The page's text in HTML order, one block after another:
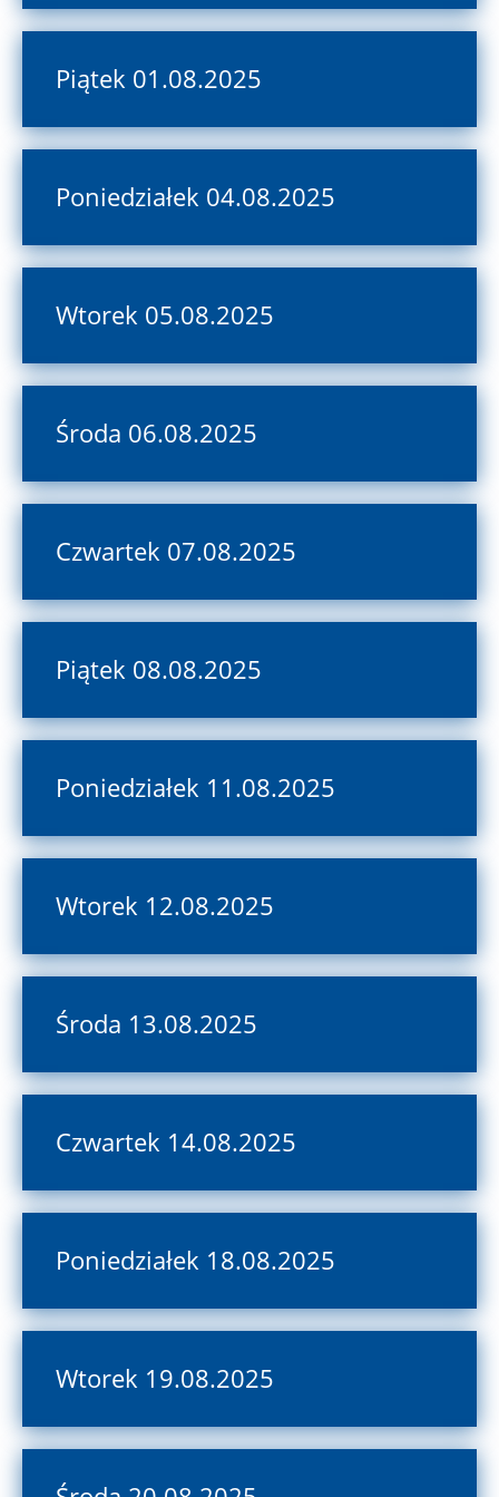
Piątek 01.08.2025
Poniedziałek 04.08.2025
Wtorek 05.08.2025
Środa 06.08.2025
Czwartek 07.08.2025
Piątek 08.08.2025
Poniedziałek 11.08.2025
Wtorek 12.08.2025
Środa 13.08.2025
Czwartek 14.08.2025
Poniedziałek 18.08.2025
Wtorek 19.08.2025